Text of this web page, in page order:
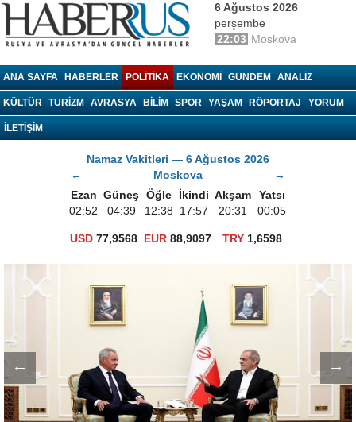
6 Ağustos 2026
perşembe
22:03 Moskova
ANA SAYFA HABERLER POLITIKA EKONOMI GÜNDEM ANALIZ
KÜLTÜR TURIZM AVRASYA BILIM SPOR YAŞAM RÖPORTAJ YORUM
İLETİŞİM
Namaz Vakitleri — 6 Ağustos 2026
←
Moskova
→
Ezan Güneş Öğle İkindi Akşam
Yatsı
02:52
04:39 12:38 17:57 20:31 00:05
USD 77,9568 EUR 88,9097 TRY1,6598
← →